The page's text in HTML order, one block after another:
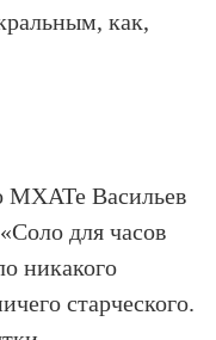
как,
МХАТе Васильев
для часов
никакого
старческого.